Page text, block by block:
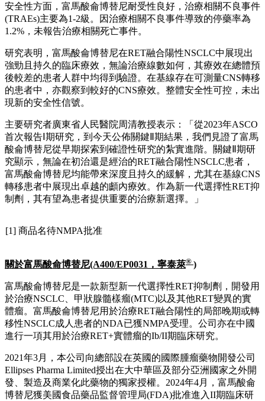
安全性方面，富馬酸侖博替尼耐受性良好，治療相關不良事件
(TRAEs)主要為1-2級。因治療相關不良事件導致的停藥率為
1.2%，未報告治療相關死亡事件。
研究表明，富馬酸侖博替尼在RET融合陽性NSCLC中展現出
強勁且持久的臨床療效，無論治療線數如何，其療效在總體預
後較差的患者人群中均得到驗證。在基線存在可測量CNS轉移
的患者中，亦觀察到較好的CNS療效。整體安全性可控，未出
現新的安全性信號。
主要研究者廣東省人民醫院周清教授表示：「從2023年ASCO
首次報告Ⅰ期研究，到今天公佈關鍵Ⅱ期結果，我們見證了富馬
酸侖博替尼從早期探索到確證性研究的紮實進階。關鍵Ⅱ期研
究顯示，無論在初治還是經治的RET融合陽性NSCLC患者，
富馬酸侖博替尼均能帶來深度且持久的緩解，尤其在基線CNS
轉移患者中展現出卓越的顱內療效。作為新一代選擇性RET抑
制劑，其有望為患者提供重要的治療新選擇。」
[1] 商品名待NMPA批准
關於富馬酸侖博替尼(A400/EP0031 ，寧泰萊® )
富馬酸侖博替尼是一款新型新一代選擇性RET抑制劑，開發用
於治療NSCLC、甲狀腺髓樣瘤(MTC)以及其他RET變異的實
體瘤。富馬酸侖博替尼用於治療RET融合陽性的局部晚期或轉
移性NSCLC成人患者的NDA已獲NMPA受理。公司亦在中國
進行一項其用於治療RET+實體瘤的Ib/II期臨床研究。
2021年3月，本公司向總部設在英國的國際腫瘤藥物開發公司
Ellipses Pharma Limited授出在大中華區及部分亞洲國家之外開
發、製造及商業化此藥物的獨家授權。2024年4月，富馬酸侖
博替尼獲美國食品藥品監督管理局(FDA)批准進入II期臨床研